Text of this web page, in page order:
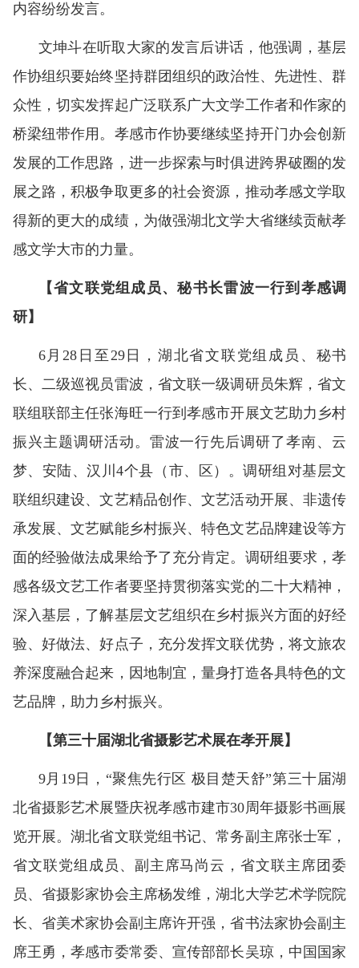
内容纷纷发言。
文坤斗在听取大家的发言后讲话，他强调，基层
作协组织要始终坚持群团组织的政治性、先进性、群
众性，切实发挥起广泛联系广大文学工作者和作家的
桥梁纽带作用。孝感市作协要继续坚持开门办会创新
发展的工作思路，进一步探索与时俱进跨界破圈的发
展之路，积极争取更多的社会资源，推动孝感文学取
得新的更大的成绩，为做强湖北文学大省继续贡献孝
感文学大市的力量。
【省文联党组成员、秘书长雷波一行到孝感调
研】
6月28日至29日，湖北省文联党组成员、秘书
长、二级巡视员雷波，省文联一级调研员朱辉，省文
联组联部主任张海旺一行到孝感市开展文艺助力乡村
振兴主题调研活动。雷波一行先后调研了孝南、云
梦、安陆、汉川4个县（市、区）。调研组对基层文
联组织建设、文艺精品创作、文艺活动开展、非遗传
承发展、文艺赋能乡村振兴、特色文艺品牌建设等方
面的经验做法成果给予了充分肯定。调研组要求，孝
感各级文艺工作者要坚持贯彻落实党的二十大精神，
深入基层，了解基层文艺组织在乡村振兴方面的好经
验、好做法、好点子，充分发挥文联优势，将文旅农
养深度融合起来，因地制宜，量身打造各具特色的文
艺品牌，助力乡村振兴。
【第三十届湖北省摄影艺术展在孝开展】
9月19日，“聚焦先行区 极目楚天舒”第三十届湖
北省摄影艺术展暨庆祝孝感市建市30周年摄影书画展
览开展。湖北省文联党组书记、常务副主席张士军，
省文联党组成员、副主席马尚云，省文联主席团委
员、省摄影家协会主席杨发维，湖北大学艺术学院院
长、省美术家协会副主席许开强，省书法家协会副主
席王勇，孝感市委常委、宣传部部长吴琼，中国国家